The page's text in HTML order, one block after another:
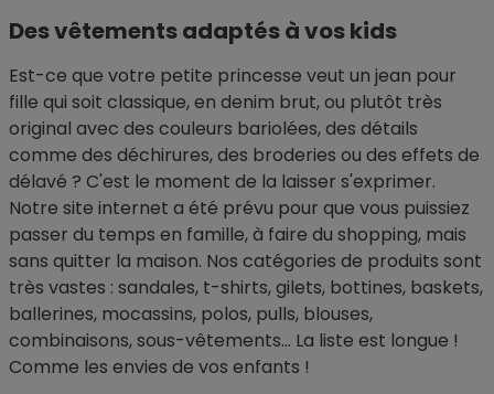
Des vêtements adaptés à vos kids
Est-ce que votre petite princesse veut un jean pour
fille qui soit classique, en denim brut, ou plutôt très
original avec des couleurs bariolées, des détails
comme des déchirures, des broderies ou des effets de
délavé ? C'est le moment de la laisser s'exprimer.
Notre site internet a été prévu pour que vous puissiez
passer du temps en famille, à faire du shopping, mais
sans quitter la maison. Nos catégories de produits sont
très vastes : sandales, t-shirts, gilets, bottines, baskets,
ballerines, mocassins, polos, pulls, blouses,
combinaisons, sous-vêtements... La liste est longue !
Comme les envies de vos enfants !